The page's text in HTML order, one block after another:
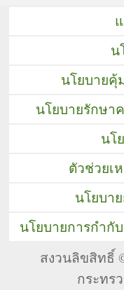
สงวนลิขสิทธิ์
กระทร
น
นโยบายคุ้
นโยบายรักษา
นโ
ตัวช่วยเ
นโยบา
นโยบายการกำกับ